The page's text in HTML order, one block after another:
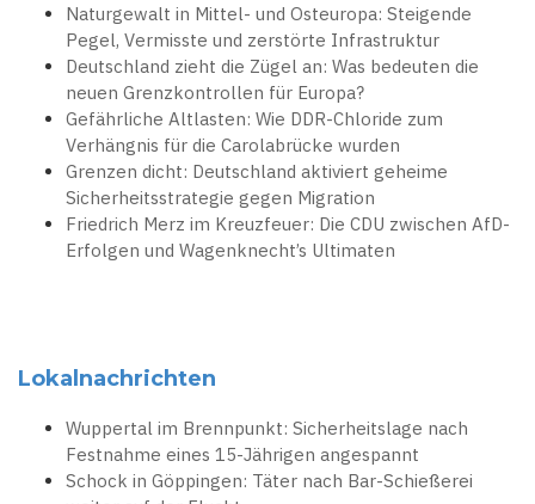
Naturgewalt in Mittel- und Osteuropa: Steigende
Pegel, Vermisste und zerstörte Infrastruktur
Deutschland zieht die Zügel an: Was bedeuten die
neuen Grenzkontrollen für Europa?
Gefährliche Altlasten: Wie DDR-Chloride zum
Verhängnis für die Carolabrücke wurden
Grenzen dicht: Deutschland aktiviert geheime
Sicherheitsstrategie gegen Migration
Friedrich Merz im Kreuzfeuer: Die CDU zwischen AfD-
Erfolgen und Wagenknecht’s Ultimaten
Lokalnachrichten
Wuppertal im Brennpunkt: Sicherheitslage nach
Festnahme eines 15-Jährigen angespannt
Schock in Göppingen: Täter nach Bar-Schießerei